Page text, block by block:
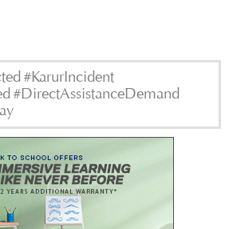
#KarurIncident
#DirectAssistanceDemand